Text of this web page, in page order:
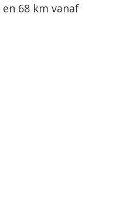
en 68 km vanaf